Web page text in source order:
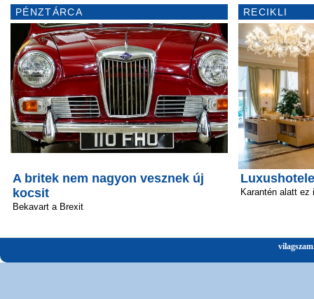
PÉNZTÁRCA
A britek nem nagyon vesznek új
kocsit
Bekavart a Brexit
RECIKLI
Karantén alatt ez